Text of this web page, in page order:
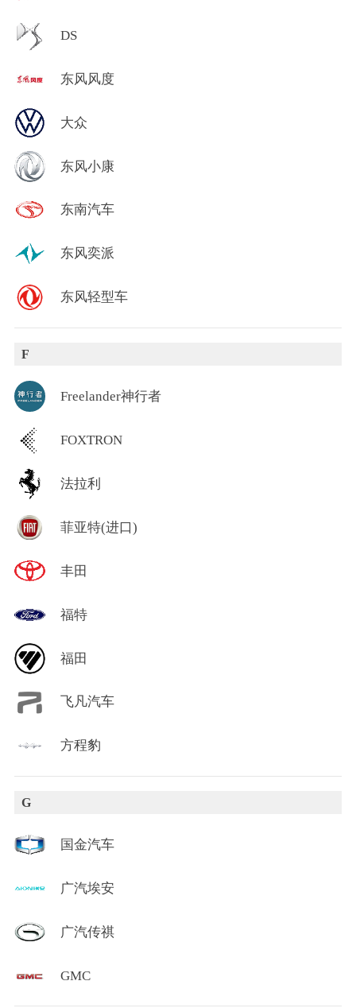
DS
东风风度
大众
东风小康
东南汽车
东风奕派
东风轻型车
F
Freelander神行者
FOXTRON
法拉利
菲亚特(进口)
丰田
福特
福田
飞凡汽车
方程豹
G
国金汽车
广汽埃安
广汽传祺
GMC